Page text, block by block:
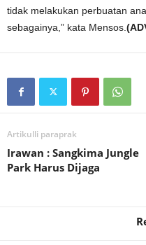
tidak melakukan perbuatan
sebagainya,” kata Mensos.
Artikulli paraprak
Irawan : Sangkima Jungle
Park Harus Dijaga